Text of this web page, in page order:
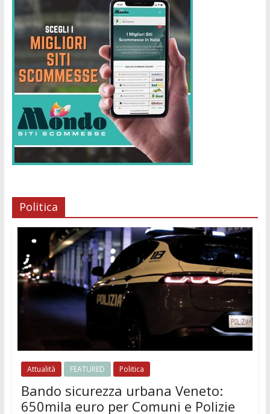
Politica
Attualità FEATURED Politica
Bando sicurezza urbana Veneto:
650mila euro per Comuni e Polizie